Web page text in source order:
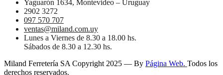
Yaguarón 1634, Montevideo – Uruguay
2902 3272
097 570 707
ventas@miland.com.uy
Lunes a Viernes de 8.30 a 18.00 hs.
Sábados de 8.30 a 12.30 hs.
Miland Ferretería SA Copyright 2025 — By Página Web. Todos los
derechos reservados.